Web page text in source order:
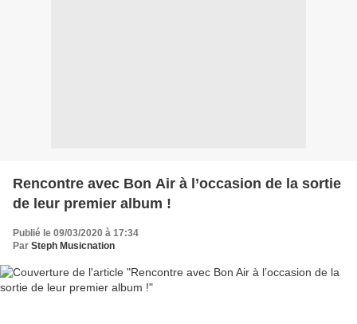
Rencontre avec Bon Air à l’occasion de la sortie
de leur premier album !
Publié le 09/03/2020 à 17:34
Par Steph Musicnation